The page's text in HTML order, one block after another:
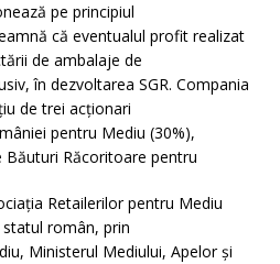
pe principiul
că eventualul profit realizat
de ambalaje de
în dezvoltarea SGR. Compania
de trei acționari
pentru Mediu (30%),
Răcoritoare pentru
Retailerilor pentru Mediu
român, prin
Ministerul Mediului, Apelor și